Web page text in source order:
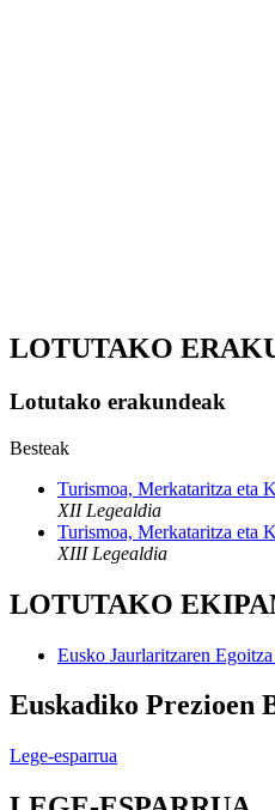
LOTUTAKO
Lotutako erakundeak
Besteak
Turismoa, Merkataritza eta
XII Legealdia
Turismoa, Merkataritza eta
XIII Legealdia
LOTUTAKO
Eusko Jaurlaritzaren
Euskadiko Prezioen
Lege-esparrua